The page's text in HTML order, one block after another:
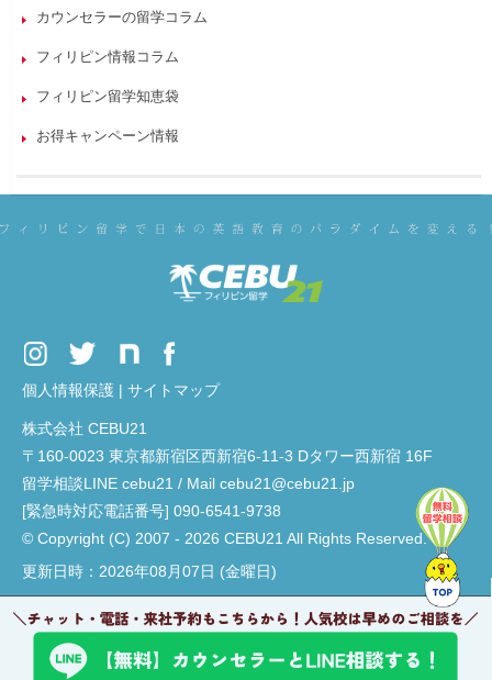
カウンセラーの留学コラム
フィリピン情報コラム
フィリピン留学知恵袋
お得キャンペーン情報
個人情報保護 | サイトマップ
株式会社 CEBU21
〒160-0023 東京都新宿区西新宿6-11-3 Dタワー西新宿 16F
留学相談LINE cebu21 / Mail cebu21@cebu21.jp
[緊急時対応電話番号] 090-6541-9738
© Copyright (C) 2007 - 2026 CEBU21 All Rights Reserved.
更新日時：2026年08月07日 (金曜日)